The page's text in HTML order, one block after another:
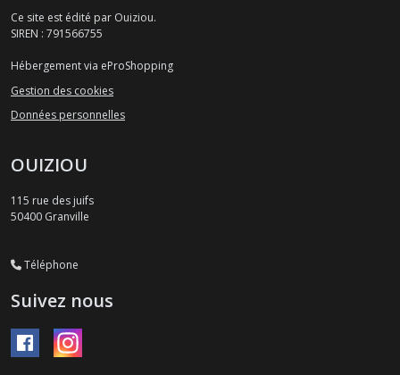
Ce site est édité par Ouiziou.
SIREN : 791566755
Hébergement via eProShopping
Gestion des cookies
Données personnelles
OUIZIOU
115 rue des juifs
50400 Granville
Téléphone
Suivez nous